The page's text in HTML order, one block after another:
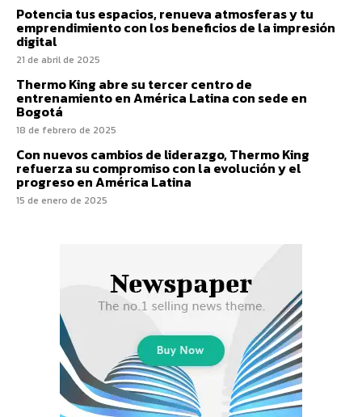
Potencia tus espacios, renueva atmosferas y tu
emprendimiento con los beneficios de la impresión
digital
21 de abril de 2025
Thermo King abre su tercer centro de
entrenamiento en América Latina con sede en
Bogotá
18 de febrero de 2025
Con nuevos cambios de liderazgo, Thermo King
refuerza su compromiso con la evolución y el
progreso en América Latina
15 de enero de 2025